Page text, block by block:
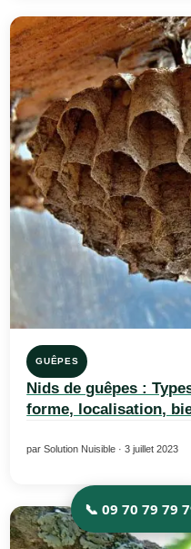
GUÊPES
Nids de guêpes :
forme, localisation,
par Solution Nuisible · 3 juillet 2023